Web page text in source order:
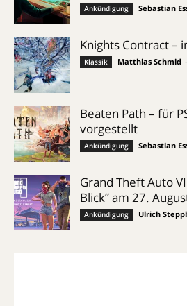
Ankündigung Sebastian
Knights Contract –
Klassik Matthias Schmid
Beaten Path – für
vorgestellt
Ankündigung Sebastian
Grand Theft Auto
Blick” am 27.
Ankündigung Ulrich